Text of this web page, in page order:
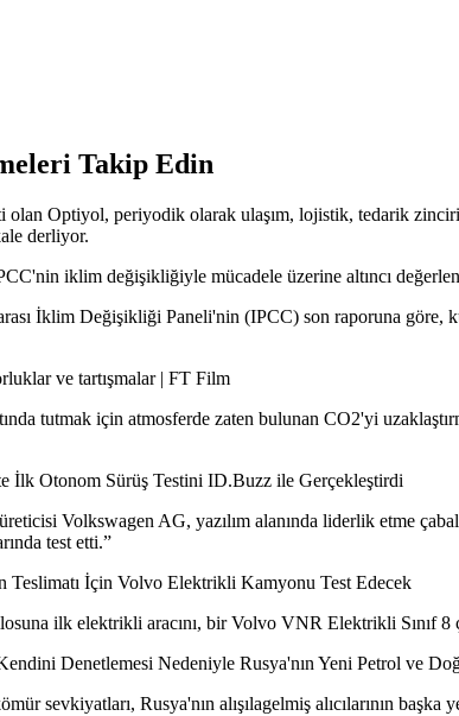
Takip Edin
olan Optiyol, periyodik olarak ulaşım, lojistik, tedarik
derliyor.
iklim değişikliğiyle mücadele üzerine altıncı
İklim Değişikliği Paneli'nin (IPCC) son raporuna göre,
ve tartışmalar | FT Film
tutmak için atmosferde zaten bulunan CO2'yi
İlk Otonom Sürüş Testini ID.Buzz ile Gerçekleştirdi
Volkswagen AG, yazılım alanında liderlik etme
test etti.”
Teslimatı İçin Volvo Elektrikli Kamyonu Test Edecek
ilk elektrikli aracını, bir Volvo VNR Elektrikli Sınıf
Denetlemesi Nedeniyle Rusya'nın Yeni Petrol ve
sevkiyatları, Rusya'nın alışılagelmiş alıcılarının başka